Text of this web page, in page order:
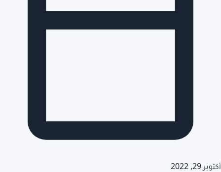
أكتوبر 29, 2022